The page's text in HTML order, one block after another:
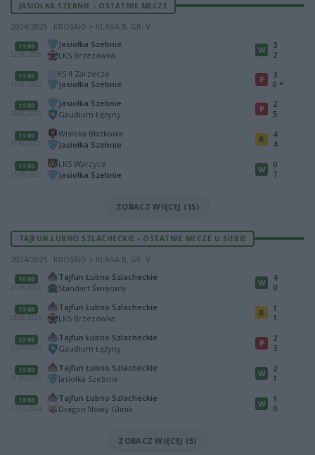
JASIOŁKA SZEBNIE - OSTATNIE MECZE
2024/2025 · KROSNO > KLASA B, GR. V
11:00
Jasiołka Szebnie
LKS Brzezówka
W
3
2
11:00
KS II Zarzecze
Jasiołka Szebnie
P
3
0 *
11:00
Jasiołka Szebnie
Gaudium Łężyny
P
2
5
11:00
Wisłoka Błażkowa
Jasiołka Szebnie
R
4
4
11:00
LKS Warzyce
Jasiołka Szebnie
W
0
7
ZOBACZ WIĘCEJ (15)
TAJFUN ŁUBNO SZLACHECKIE - OSTATNIE MECZE U SIEBIE
2024/2025 · KROSNO > KLASA B, GR. V
16:00
Tajfun Łubno Szlacheckie
Standart Święcany
W
4
0
13:00
Tajfun Łubno Szlacheckie
LKS Brzezówka
R
1
1
13:00
Tajfun Łubno Szlacheckie
Gaudium Łężyny
P
2
3
13:00
Tajfun Łubno Szlacheckie
Jasiołka Szebnie
W
2
1
13:00
13.10.2024
Tajfun Łubno Szlacheckie
Dragon Nowy Glinik
W
1
0
ZOBACZ WIĘCEJ (5)